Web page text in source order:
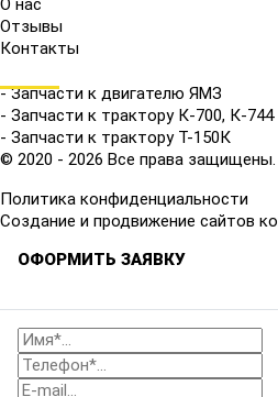
О нас
Отзывы
Контакты
- Запчасти к двигателю ЯМЗ
- Запчасти к трактору К-700, К-744
- Запчасти к трактору Т-150К
© 2020 - 2026 Все права защищены.
Политика конфиденциальности
Создание и продвижение сайтов
ОФОРМИТЬ ЗАЯВКУ